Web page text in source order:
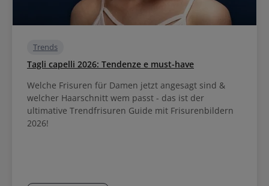
Trends
Tagli capelli 2026: Tendenze e must-have
Welche Frisuren für Damen jetzt angesagt sind &
welcher Haarschnitt wem passt - das ist der
ultimative Trendfrisuren Guide mit Frisurenbildern
2026!